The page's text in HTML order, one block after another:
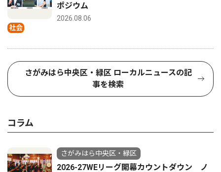
社会
ポジウム
2026.08.06
さがみはら中央区・緑区 ローカルニュースの記
事を検索
コラム
さがみはら中央区・緑区
2026-27WEリーグ開幕カウントダウン ノ